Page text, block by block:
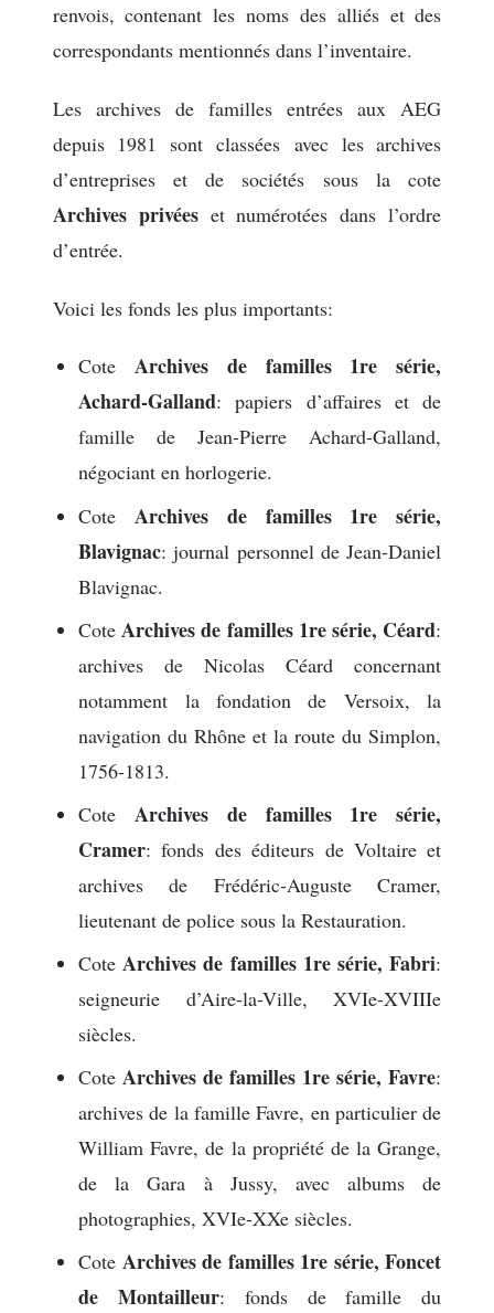
renvois, contenant les noms des alliés et des
correspondants mentionnés dans l’inventaire.
Les archives de familles entrées aux AEG
depuis 1981 sont classées avec les archives
d’entreprises et de sociétés sous la cote
Archives privéeset numérotées dans l’ordre
d’entrée.
Voici les fonds les plus importants:
Cote Archives de familles 1re série,
Achard-Galland: papiers d’affaires et de
famille de Jean-Pierre Achard-Galland,
négociant en horlogerie.
Cote Archives de familles 1re série,
Blavignac: journal personnel de Jean-Daniel
Blavignac.
Cote Archives de familles 1re série, Céard:
archives de Nicolas Céard concernant
notamment la fondation de Versoix, la
navigation du Rhône et la route du Simplon,
1756-1813.
Cote Archives de familles 1re série,
Cramer: fonds des éditeurs de Voltaire et
archives de Frédéric-Auguste Cramer,
lieutenant de police sous la Restauration.
CoteArchives de familles 1re série, Fabri:
seigneurie d’Aire-la-Ville, XVIe-XVIIIe
siècles.
CoteArchives de familles 1re série, Favre:
archives de la famille Favre, en particulier de
William Favre, de la propriété de la Grange,
de la Gara à Jussy, avec albums de
photographies, XVIe-XXe siècles.
Cote Archives de familles 1re série, Foncet
de Montailleur: fonds de famille du